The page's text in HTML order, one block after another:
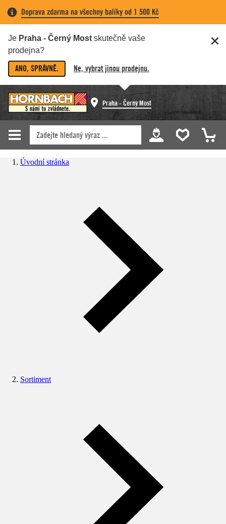
Doprava zdarma na všechny balíky od 1 500 Kč
Je Praha - Černý Most skutečně vaše
prodejna?
ANO, SPRÁVNĚ. Ne, vybrat jinou prodejnu.
Praha - Černý Most
Úvodní stránka
Sortiment